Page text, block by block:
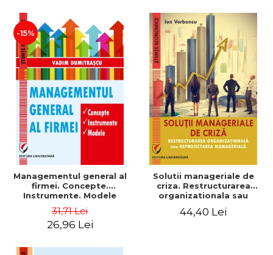
-15%
Managementul general al
firmei. Concepte.
Instrumente. Modele
31,71 Lei
26,96 Lei
Solutii manageriale de
criza. Restructurarea
organizationala sau
44,40 Lei